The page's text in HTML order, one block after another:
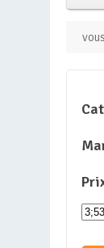
PC